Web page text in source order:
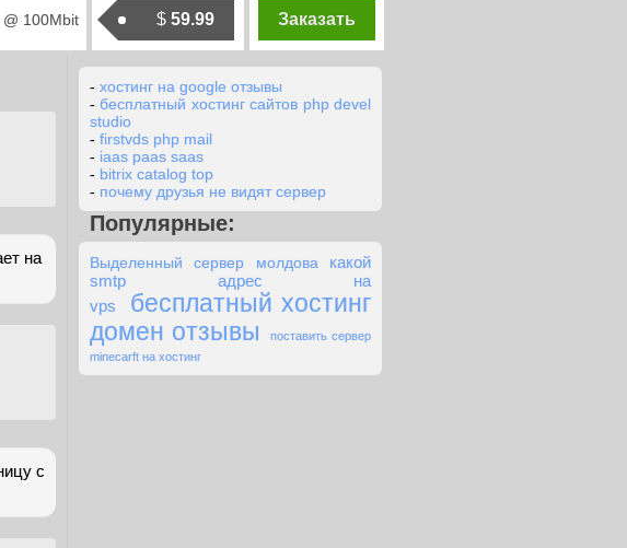
@ 100Mbit $ 59.99 Заказать
на
с
- хостинг на google отзывы
-бесплатный хостинг сайтов php devel
studio
- firstvds php mail
- iaas paas saas
- bitrix catalog top
- почему друзья не видят сервер
Популярные:
Выделенный сервер молдова
какой
smtp адрес на
vps
бесплатный хостинг
домен отзывы
поставить сервер
minecarft на хостинг